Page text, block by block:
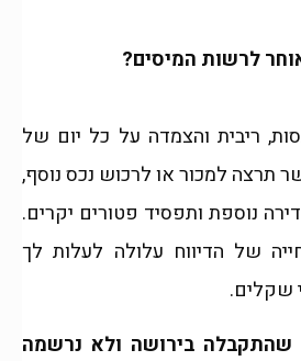
לרשות המיסים?
ריבית והצמדה על כל יום של
תרצה למכור או לרכוש נכס נוסף,
נוספת ותפסיד פטורים יקרים.
של הדיווח עלולה לעלות לך
שקלים.
שהתקבלה בירושה ולא נרשמה